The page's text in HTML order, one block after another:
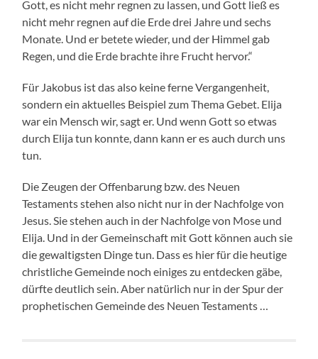
Gott, es nicht mehr regnen zu lassen, und Gott ließ es
nicht mehr regnen auf die Erde drei Jahre und sechs
Monate. Und er betete wieder, und der Himmel gab
Regen, und die Erde brachte ihre Frucht hervor.“
Für Jakobus ist das also keine ferne Vergangenheit,
sondern ein aktuelles Beispiel zum Thema Gebet. Elija
war ein Mensch wir, sagt er. Und wenn Gott so etwas
durch Elija tun konnte, dann kann er es auch durch uns
tun.
Die Zeugen der Offenbarung bzw. des Neuen
Testaments stehen also nicht nur in der Nachfolge von
Jesus. Sie stehen auch in der Nachfolge von Mose und
Elija. Und in der Gemeinschaft mit Gott können auch sie
die gewaltigsten Dinge tun. Dass es hier für die heutige
christliche Gemeinde noch einiges zu entdecken gäbe,
dürfte deutlich sein. Aber natürlich nur in der Spur der
prophetischen Gemeinde des Neuen Testaments …